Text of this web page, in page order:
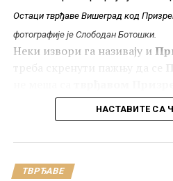
Остаци тврђаве Вишеград код
фотографије је Слободан Ботошки.
Неки извори га називају и
Новог Брда.
НАСТАВИТЕ СА
ТВРЂАВЕ